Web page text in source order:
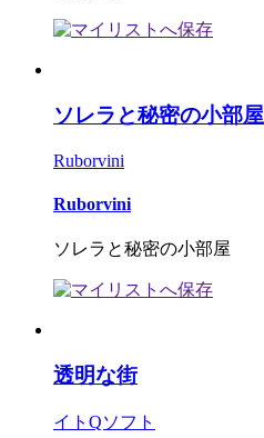
ソレラと秘密の小部屋
Ruborvini
Ruborvini
ソレラと秘密の小部屋
透明な街
イトQソフト